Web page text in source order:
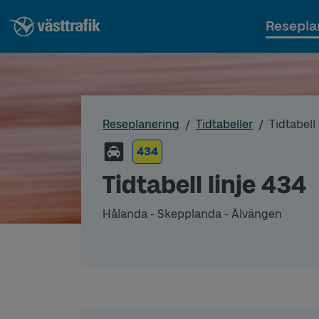
Reseplanering Tidtabeller
Tidtabell
434
Tidtabell linje 434
Hålanda - Skepplanda - Älvängen